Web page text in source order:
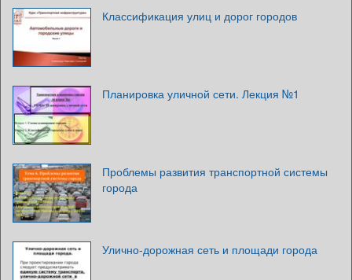
Классификация улиц и дорог городов
Планировка уличной сети. Лекция №1
Проблемы развития транспортной системы
города
Улично-дорожная сеть и площади города